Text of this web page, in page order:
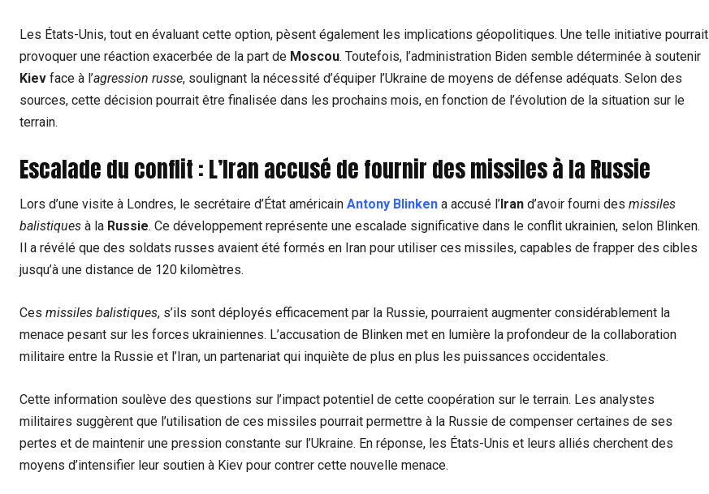
Les États-Unis, tout en évaluant cette option, pèsent également les implications géopolitiques. Une telle initiative pourrait
provoquer une réaction exacerbée de la part de Moscou. Toutefois, l’administration Biden semble déterminée à soutenir
Kiev face à l’agression russe, soulignant la nécessité d’équiper l’Ukraine de moyens de défense adéquats. Selon des
sources, cette décision pourrait être finalisée dans les prochains mois, en fonction de l’évolution de la situation sur le
terrain.
Escalade du conflit : L’Iranaccusé de fournir des missiles à la Russie
Lors d’une visite à Londres, le secrétaire d’État américain Antony Blinken a accusé l’Iran d’avoir fourni des missiles
balistiques à la Russie. Ce développement représente une escalade significative dans le conflit ukrainien, selon Blinken.
Il a révélé que des soldats russes avaient été formés en Iran pour utiliser ces missiles, capables de frapper des cibles
jusqu’à une distance de 120 kilomètres.
Ces missiles balistiques, s’ils sont déployés efficacement par la Russie, pourraient augmenter considérablement la
menace pesant sur les forces ukrainiennes. L’accusation de Blinken met en lumière la profondeur de la collaboration
militaire entre la Russie et l’Iran, un partenariat qui inquiète de plus en plus les puissances occidentales.
Cette information soulève des questions sur l’impact potentiel de cette coopération sur le terrain. Les analystes
militaires suggèrent que l’utilisation de ces missiles pourrait permettre à la Russie de compenser certaines de ses
pertes et de maintenir une pression constante sur l’Ukraine. En réponse, les États-Unis et leurs alliés cherchent des
moyens d’intensifier leur soutien à Kiev pour contrer cette nouvelle menace.